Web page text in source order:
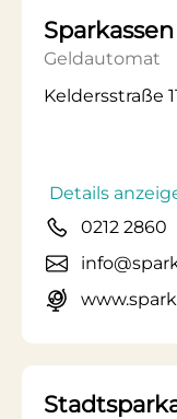
Geldautomat
Keldersstraße
Details
0212 2860